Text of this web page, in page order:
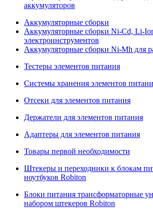
аккумуляторов
Аккумуляторные сборки
Аккумуляторные сборки Ni-Cd, Li-
электроинструментов
Аккумуляторные сборки Ni-Mh для
Тестеры элементов питания
Системы хранения элементов
Отсеки для элементов питания
Держатели для элементов питания
Адаптеры для элементов питания
Товары первой необходимости
Штекеры и переходники к блокам
ноутбуков Robiton
Блоки питания трансформаторные
набором штекеров Robiton